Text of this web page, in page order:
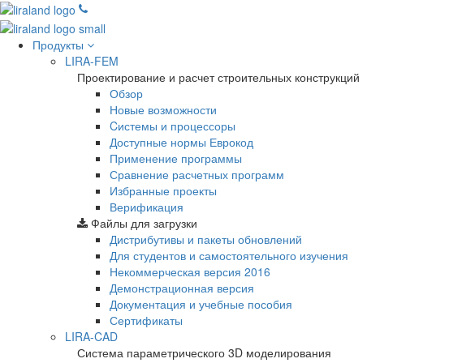
Продукты
LIRA-FEM
Проектирование и расчет строительных конструкций
Обзор
Новые возможности
Cистемы и процессоры
Доступные нормы Еврокод
Применение программы
Сравнение расчетных программ
Избранные проекты
Верификация
Файлы для загрузки
Дистрибутивы и пакеты обновлений
Для студентов и самостоятельного изучения
Некоммерческая версия 2016
Демонстрационная версия
Документация и учебные пособия
Сертификаты
LIRA-CAD
Система параметрического 3D моделирования